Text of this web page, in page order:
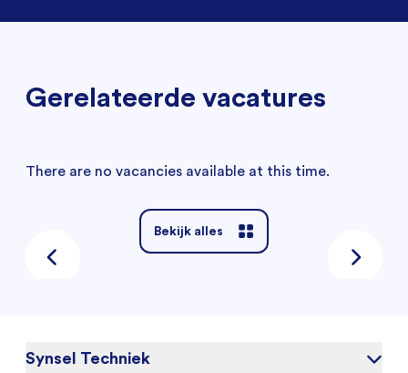
Gerelateerde vacatures
There are no vacancies available at this time.
Bekijk alles
Synsel Techniek